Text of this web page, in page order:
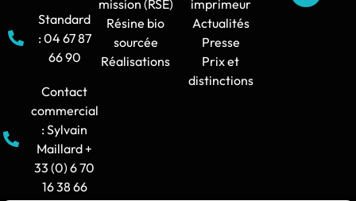
Standard
: 04 67 87
66 90
Contact
commercial
: Sylvain
Maillard +
33 (0) 6 70
16 38 66
mission (RSE)
Résine bio
sourcée
Réalisations
imprimeur
Actualités
Presse
Prix et
distinctions